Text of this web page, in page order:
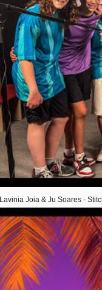
Lavinia Joia & Ju Soares -